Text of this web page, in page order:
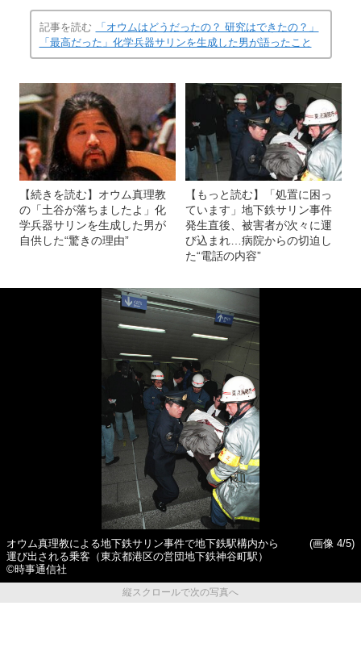
記事を読む
「オウムはどうだったの？ 研究はできたの？」
「最高だった」化学兵器サリンを生成した男が語ったこと
【続きを読む】オウム真理教
の「土谷が落ちましたよ」化
学兵器サリンを生成した男が
自供した“驚きの理由”
【もっと読む】「処置に困っ
ています」地下鉄サリン事件
発生直後、被害者が次々に運
び込まれ…病院からの切迫し
た“電話の内容”
オウム真理教による地下鉄サリン事件で地下鉄駅構内から
運び出される乗客（東京都港区の営団地下鉄神谷町駅）
©時事通信社
(画像 4/5)
縦スクロールで次の写真へ